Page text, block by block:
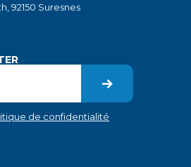
92150 Suresnes
de confidentialité